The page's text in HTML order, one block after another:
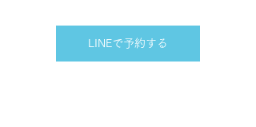
LINEで予約する